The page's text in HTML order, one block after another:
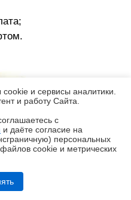
Roboticmower A1 Pro 2000: когда
и сервисы аналитики.
и работу Cайта.
с
и даёте согласие на
персональных
cookie и метрических